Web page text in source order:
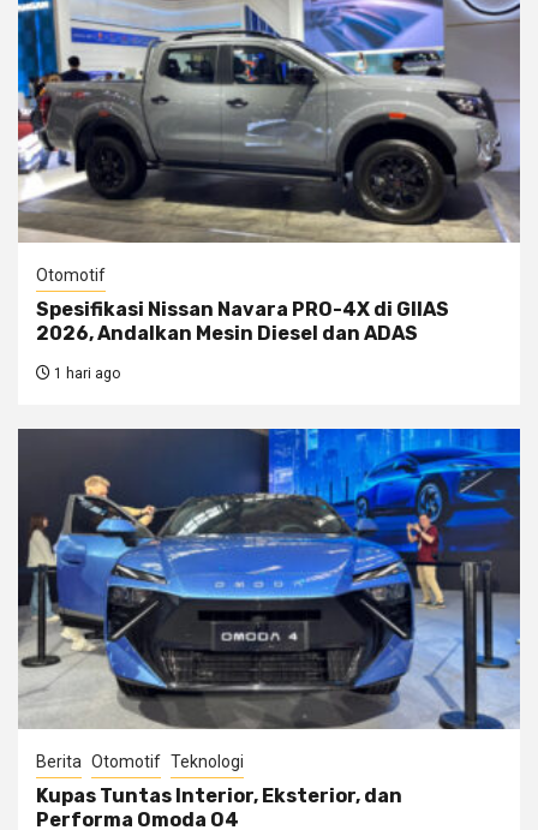
Otomotif
Spesifikasi Nissan Navara PRO-4X di GIIAS
2026, Andalkan Mesin Diesel dan ADAS
1 hari ago
Berita Otomotif Teknologi
Kupas Tuntas Interior, Eksterior, dan
Performa Omoda O4